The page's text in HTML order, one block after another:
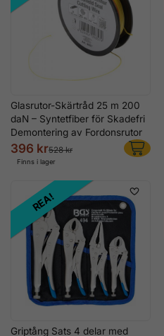
Glasrutor-Skärtråd 25 m 200
daN – Syntetfiber för Skadefri
Demontering av Fordonsrutor
396 kr528 kr
Finns i lager
REA!
Griptång Sats 4 delar med